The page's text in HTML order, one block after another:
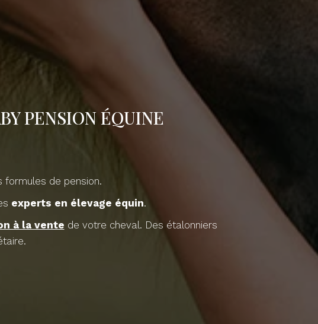
PENSION ÉQUINE
de pension.
experts en élevage équin.
à la vente de votre cheval. Des étalonniers